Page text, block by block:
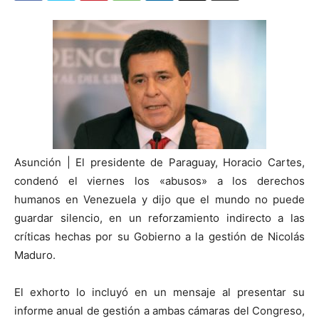
Asunción | El presidente de Paraguay, Horacio Cartes,
condenó el viernes los «abusos» a los derechos
humanos en Venezuela y dijo que el mundo no puede
guardar silencio, en un reforzamiento indirecto a las
críticas hechas por su Gobierno a la gestión de Nicolás
Maduro.
El exhorto lo incluyó en un mensaje al presentar su
informe anual de gestión a ambas cámaras del Congreso,